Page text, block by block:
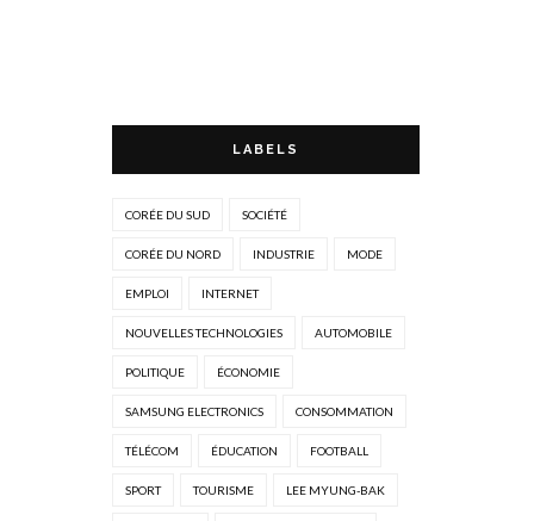
LABELS
CORÉE DU SUD SOCIÉTÉ
CORÉE DU NORD INDUSTRIE MODE
EMPLOI INTERNET
NOUVELLES TECHNOLOGIES AUTOMOBILE
POLITIQUE ÉCONOMIE
SAMSUNG ELECTRONICS CONSOMMATION
TÉLÉCOM ÉDUCATION FOOTBALL
SPORT TOURISME LEE MYUNG-BAK